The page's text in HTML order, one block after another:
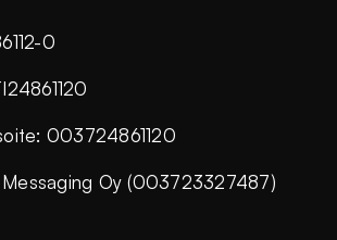
0
003724861120
Oy (003723327487)